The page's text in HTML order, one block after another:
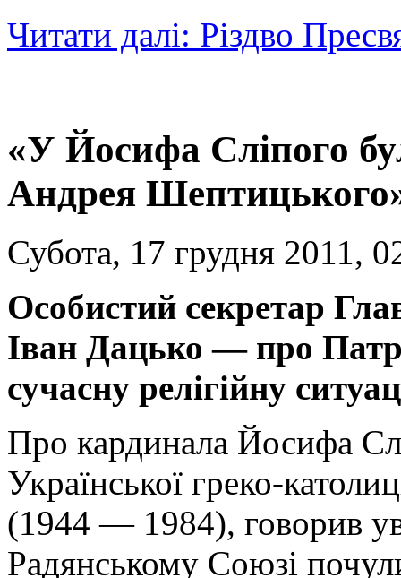
Читати далі: Різдво
«У Йосифа Сліпого
Андрея
Субота, 17 грудня 2011,
Особистий секретар
Іван Дацько — про
сучасну релігійну
Про кардинала Йосифа
Української греко-
(1944 — 1984), говорив
Радянському Союзі